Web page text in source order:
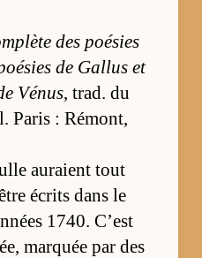
des poé­sies
de Gal­lus et
Vé­nus, trad. du
Pa­ris : Ré­mont,
au­raient tout
écrits dans le
1740. C’est
marquée par des